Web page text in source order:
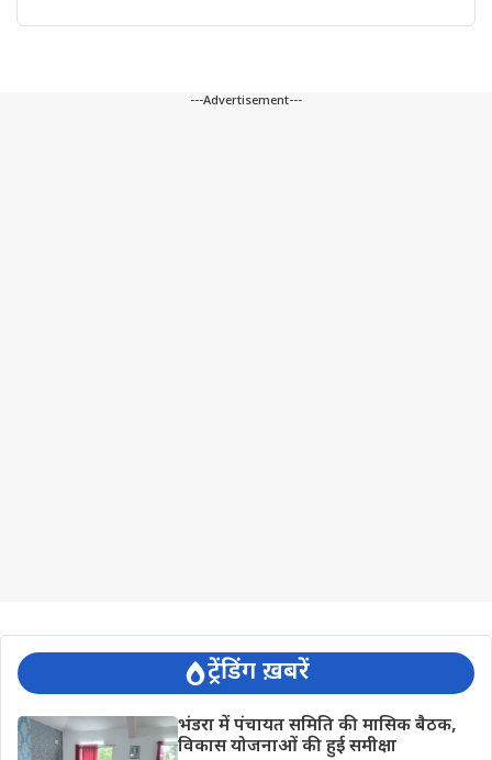
---Advertisement---
ट्रेंडिंग ख़बरें
भंडरा में पंचायत समिति की मासिक बैठक,
विकास योजनाओं की हुई समीक्षा